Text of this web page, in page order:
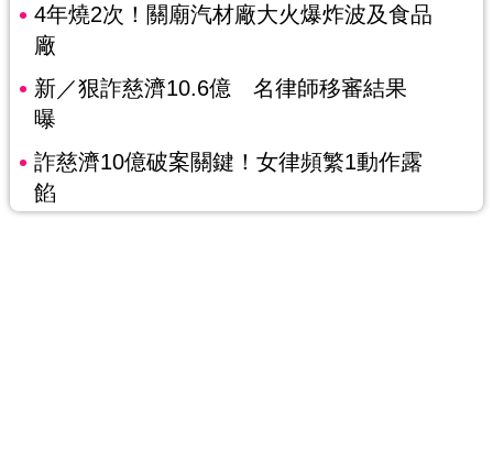
4年燒2次！關廟汽材廠大火爆炸波及食品
廠
新／狠詐慈濟10.6億 名律師移審結果
曝
詐慈濟10億破案關鍵！女律頻繁1動作露
餡